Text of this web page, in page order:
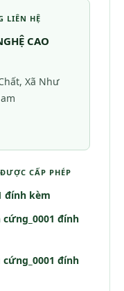
LIÊN HỆ
CAO
Xã Như
CẤP PHÉP
đính kèm
cứng_0001 đính
cứng_0001 đính